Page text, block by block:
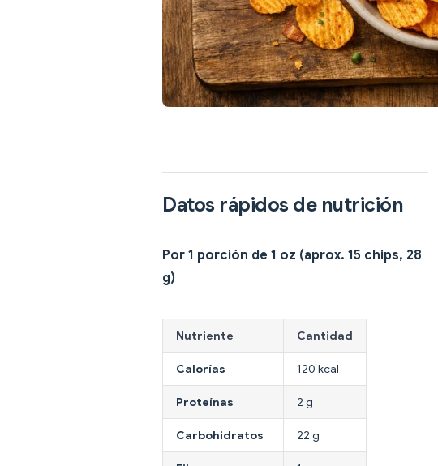
Datos rápidos de nutrición
Por 1 porción de 1 oz (aprox. 15 chips, 28
g)
Nutriente Cantidad
Calorías 120 kcal
Proteínas 2 g
Carbohidratos 22 g